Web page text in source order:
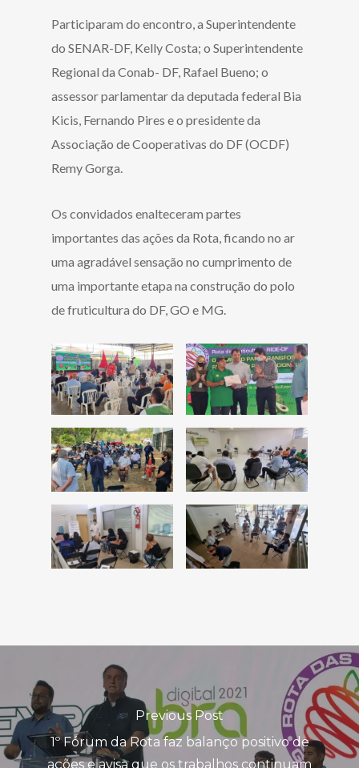
Participaram do encontro, a Superintendente
do SENAR-DF, Kelly Costa; o Superintendente
Regional da Conab- DF, Rafael Bueno; o
assessor parlamentar da deputada federal Bia
Kicis, Fernando Pires e o presidente da
Associação de Cooperativas do DF (OCDF)
Remy Gorga.
Os convidados enalteceram partes
importantes das ações da Rota, ficando no ar
uma agradável sensação no cumprimento de
uma importante etapa na construção do polo
de fruticultura do DF, GO e MG.
Previous Post
1º Fórum da Rota faz balanço positivo de
ações e avisa que os trabalhos continuam